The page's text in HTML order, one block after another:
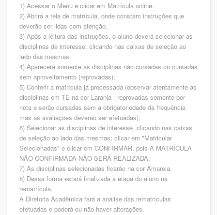
1) Acessar o Menu e clicar em Matrícula online.
2) Abrirá a tela de matrícula, onde constam instruções que
deverão ser lidas com atenção.
3) Após a leitura das instruções, o aluno deverá selecionar as
disciplinas de interesse, clicando nas caixas de seleção ao
lado das mesmas.
4) Aparecerá somente as disciplinas não cursadas ou cursadas
sem aproveitamento (reprovadas);
5) Conferir a matrícula já processada (observar atentamente as
disciplinas em TE na cor Laranja - reprovadas somente por
nota e serão cursadas sem a obrigatoriedade da frequência
mas as avaliações deverão ser efetuadas);
6) Selecionar as disciplinas de interesse, clicando nas caixas
de seleção ao lado das mesmas; clicar em "Matricular
Selecionadas" e clicar em CONFIRMAR, pois A MATRÍCULA
NÃO CONFIRMADA NÃO SERÁ REALIZADA;
7) As disciplinas selecionadas ficarão na cor Amarela.
8) Dessa forma estará finalizada a etapa do aluno na
rematrícula.
A Diretoria Acadêmica fará a análise das rematrículas
efetuadas e poderá ou não haver alterações.